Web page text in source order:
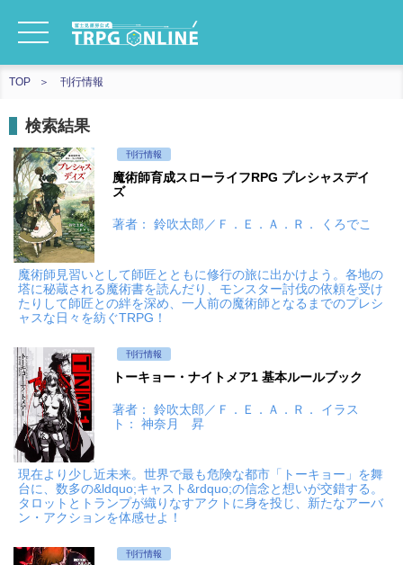
TOP 刊行情報
検索結果
刊行情報
魔術師育成スローライフRPG プレシャスデイ
ズ
著者： 鈴吹太郎／Ｆ．Ｅ．Ａ．Ｒ． くろでこ
魔術師見習いとして師匠とともに修行の旅に出かけよう。各地の
塔に秘蔵される魔術書を読んだり、モンスター討伐の依頼を受け
たりして師匠との絆を深め、一人前の魔術師となるまでのプレシ
ャスな日々を紡ぐTRPG！
刊行情報
トーキョー・ナイトメア1 基本ルールブック
著者： 鈴吹太郎／Ｆ．Ｅ．Ａ．Ｒ． イラス
ト： 神奈月 昇
現在より少し近未来。世界で最も危険な都市「トーキョー」を舞
台に、数多の&ldquo;キャスト&rdquo;の信念と想いが交錯する。
タロットとトランプが織りなすアクトに身を投じ、新たなアーバ
ン・アクションを体感せよ！
刊行情報